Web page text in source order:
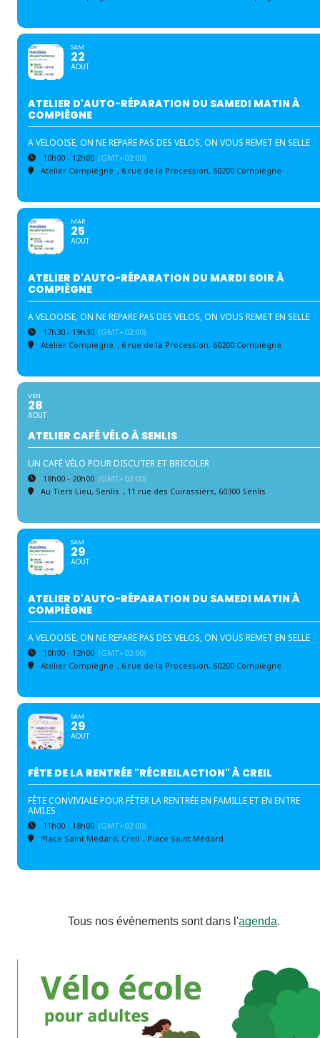
SAM
22
AOUT
ATELIER D'AUTO-RÉPARATION DU SAMEDI MATIN À
COMPIÈGNE
A VELOOISE, ON NE REPARE PAS DES VELOS, ON VOUS REMET EN SELLE
10h00 - 12h00 (GMT+02:00)
Atelier Compiègne , 6 rue de la Procession, 60200 Compiègne
MAR
25
AOUT
ATELIER D'AUTO-RÉPARATION DU MARDI SOIR À
COMPIÈGNE
A VELOOISE, ON NE REPARE PAS DES VELOS, ON VOUS REMET EN SELLE
17h30 - 19h30 (GMT+02:00)
Atelier Compiègne , 6 rue de la Procession, 60200 Compiègne
VEN
28
AOUT
ATELIER CAFÉ VÉLO À SENLIS
UN CAFÉ VÉLO POUR DISCUTER ET BRICOLER
18h00 - 20h00 (GMT+02:00)
Au Tiers Lieu, Senlis , 11 rue des Cuirassiers, 60300 Senlis
SAM
29
AOUT
ATELIER D'AUTO-RÉPARATION DU SAMEDI MATIN À
COMPIÈGNE
A VELOOISE, ON NE REPARE PAS DES VELOS, ON VOUS REMET EN SELLE
10h00 - 12h00 (GMT+02:00)
Atelier Compiègne , 6 rue de la Procession, 60200 Compiègne
SAM
29
AOUT
FÊTE DE LA RENTRÉE "RÉCREILACTION" À CREIL
FÊTE CONVIVIALE POUR FÊTER LA RENTRÉE EN FAMILLE ET EN ENTRE
AMI.ES
11h00 - 18h00 (GMT+02:00)
Place Saint Médard, Creil , Place Saint Médard
Tous nos évènements sont dans l'agenda.